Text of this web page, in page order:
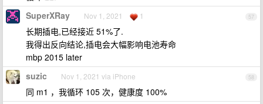
57
SuperXRay Nov 1, 2021 1
长期插电,已经接近 51%了.
我得出反向结论,插电会大幅影响电池寿命
mbp 2015 later
58
suzic Nov 1, 2021 via iPhone
同 m1 ，我循环 105 次，健康度 100%